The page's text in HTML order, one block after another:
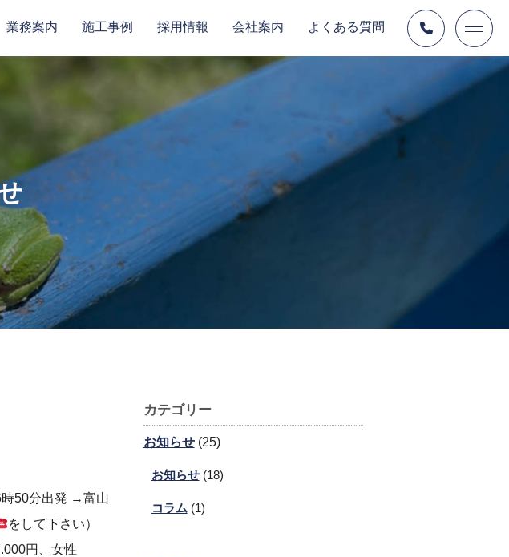
業務案内 施工事例 採用情報 会社案内 よくある質問
カテゴリー
お知らせ(25)
お知らせ(18)
コラム (1)
50分出発 →富山
をして下さい）
円、女性